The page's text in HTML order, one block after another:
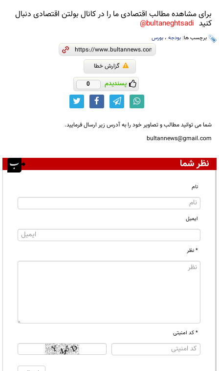
برای مشاهده مطالب اقتصادی ما را در کانال بولتن اقتصادی دنبال
کنید bultaneghtsadi@
برچسب ها: بودجه ، بورس
گزارش خطا
پسندیدم 0
شما می توانید مطالب و تصاویر خود را به آدرس زیر ارسال فرمایید.
bultannews@gmail.com
نظر شما
نام
ایمیل
* نظر
* کد امنیتی